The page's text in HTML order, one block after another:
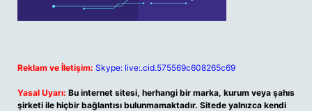
Reklam ve İletişim: Skype: live:.cid.575569c608265c69
Yasal Uyarı: Bu internet sitesi, herhangi bir marka, kurum veya şahıs
şirketi ile hiçbir bağlantısı bulunmamaktadır. Sitede yalnızca kendi